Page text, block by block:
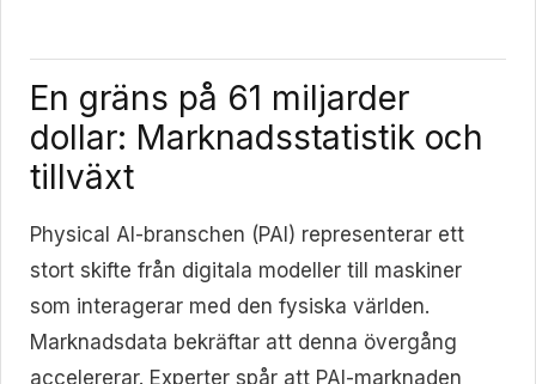
En gräns på 61 miljarder
dollar: Marknadsstatistik och
tillväxt
Physical AI-branschen (PAI) representerar ett
stort skifte från digitala modeller till maskiner
som interagerar med den fysiska världen.
Marknadsdata bekräftar att denna övergång
accelererar. Experter spår att PAI-marknaden